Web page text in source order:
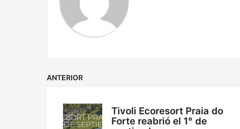
ANTERIOR
Tivoli Ecoresort Praia do
Forte reabrió el 1° de